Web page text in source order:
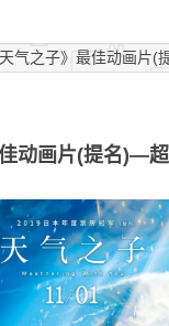
天气之子》最佳动画片
佳动画片(提名)—